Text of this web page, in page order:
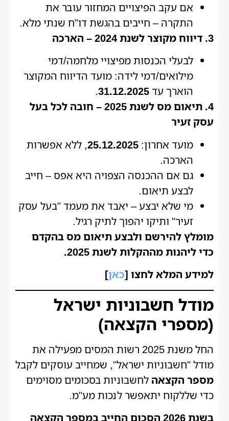
אם עקב הפיצויים המחזור עובר את
התקרה – חייבים בהגשת דו"ח שנתי מלא.
3. דיווח מקוצר לשנת 2024 – הארכה
לבעלי הכנסות מפיצויי מלחמה/דמי
מילואים/דמי לידה: מועד הדיווח המקוצר
הוארך עד31.12.2025
.
4. תיאום מס לשנת 2025 – חובה לכל בעל
עסק זעיר
מועד אחרון: 25.12.2025, ללא אפשרות
הארכה.
גם אם ההכנסה הצפויה היא אפס – חייב
לבצע תיאום.
מי שלא יבצע – יאבד את מעמד "בעל עסק
זעיר" ותיקו יהפוך לתיק רגיל.
מומלץ להירשם ולבצע תיאום מס בהקדם
כדי ליהנות מההקלות לשנת 2025
.
למידע המלא לחצו [כאן]
מודל חשבוניות ישראל
(מספרי הקצאה)
החל משנת 2025 רשות המסים מפעילה את
מודל "חשבוניות ישראל", שמחייב עוסקים לקבל
מספר הקצאה לחשבוניות בסכומים מסוימים
כדי שללקוח יתאפשר לנכות מע"מ.
בשנת 2026 הסכום החייב במספר הקצאה